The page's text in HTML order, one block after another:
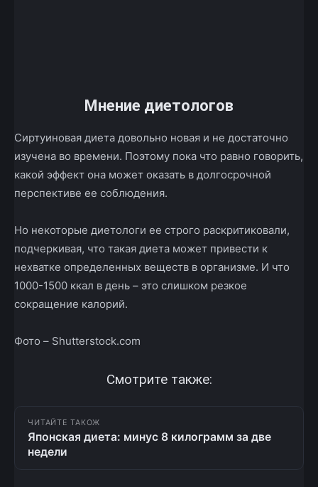
Мнение диетологов
Сиртуиновая диета довольно новая и не достаточно
изучена во времени. Поэтому пока что равно говорить,
какой эффект она может оказать в долгосрочной
перспективе ее соблюдения.
Но некоторые диетологи ее строго раскритиковали,
подчеркивая, что такая диета может привести к
нехватке определенных веществ в организме. И что
1000-1500 ккал в день – это слишком резкое
сокращение калорий.
Фото – Shutterstock.com
Смотрите также:
ЧИТАЙТЕ ТАКОЖ
Японская диета: минус 8 килограмм за две
недели